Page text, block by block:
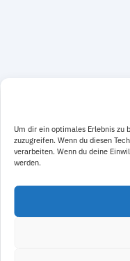
Um dir ein optimales Erlebnis zu
zuzugreifen. Wenn du diesen
verarbeiten. Wenn du deine
werden.